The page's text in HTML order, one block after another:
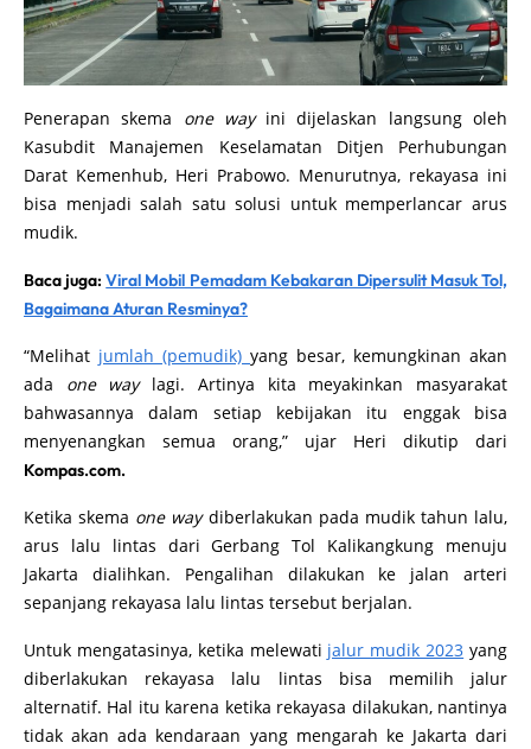
Penerapan skemaone wayini dijelaskan langsung oleh
Kasubdit Manajemen Keselamatan Ditjen Perhubungan
Darat Kemenhub, Heri Prabowo. Menurutnya, rekayasa ini
bisa menjadi salah satu solusi untuk memperlancar arus
Baca juga:Viral Mobil Pemadam Kebakaran Dipersulit Masuk Tol,
“Melihat jumlah (pemudik)yang besar, kemungkinan akan
adaone way
lagi. Artinya kita meyakinkan masyarakat
bahwasannya dalam setiap kebijakan itu enggak bisa
menyenangkan semua orang,” ujar Heri dikutip dari
Ketika skemaone way diberlakukan pada mudik tahun lalu,
arus lalu lintas dari Gerbang Tol Kalikangkung menuju
Jakarta dialihkan. Pengalihan dilakukan ke jalan arteri
Untuk mengatasinya, ketika melewati jalur mudik 2023
yang
diberlakukan rekayasa lalu lintas bisa memilih jalur
alternatif. Hal itu karena ketika rekayasa dilakukan, nantinya